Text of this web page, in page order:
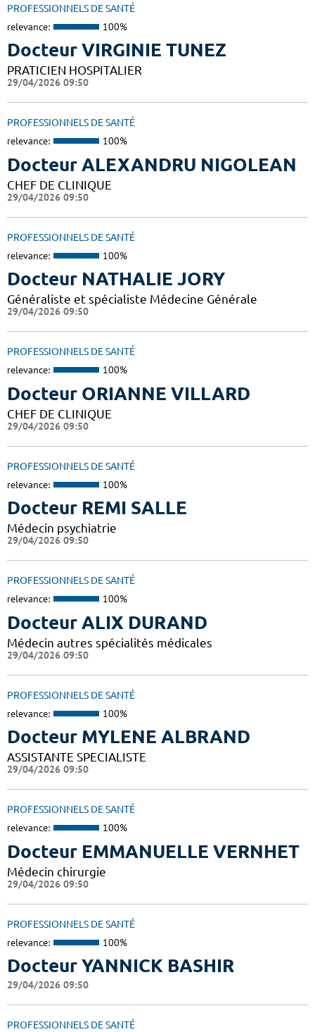
PROFESSIONNELS DE SANTÉ
relevance: 100%
Docteur VIRGINIE TUNEZ
PRATICIEN HOSPITALIER
29/04/2026 09:50
PROFESSIONNELS DE SANTÉ
relevance: 100%
Docteur ALEXANDRU NIGOLEAN
CHEF DE CLINIQUE
29/04/2026 09:50
PROFESSIONNELS DE SANTÉ
relevance: 100%
Docteur NATHALIE JORY
Généraliste et spécialiste Médecine Générale
29/04/2026 09:50
PROFESSIONNELS DE SANTÉ
relevance: 100%
Docteur ORIANNE VILLARD
CHEF DE CLINIQUE
29/04/2026 09:50
PROFESSIONNELS DE SANTÉ
relevance: 100%
Docteur REMI SALLE
Médecin psychiatrie
29/04/2026 09:50
PROFESSIONNELS DE SANTÉ
relevance: 100%
Docteur ALIX DURAND
Médecin autres spécialités médicales
29/04/2026 09:50
PROFESSIONNELS DE SANTÉ
relevance: 100%
Docteur MYLENE ALBRAND
ASSISTANTE SPECIALISTE
29/04/2026 09:50
PROFESSIONNELS DE SANTÉ
relevance: 100%
Docteur EMMANUELLE VERNHET
Médecin chirurgie
29/04/2026 09:50
PROFESSIONNELS DE SANTÉ
relevance: 100%
Docteur YANNICK BASHIR
29/04/2026 09:50
PROFESSIONNELS DE SANTÉ